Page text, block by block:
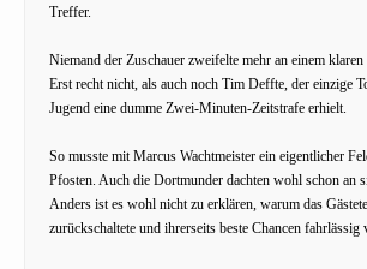
Treffer.
Niemand der Zuschauer zweifelte mehr an einem klaren
Erst recht nicht, als auch noch Tim Deffte, der einzige
Jugend eine dumme Zwei-Minuten-Zeitstrafe erhielt.
So musste mit Marcus Wachtmeister ein eigentlicher
Pfosten. Auch die Dortmunder dachten wohl schon an
Anders ist es wohl nicht zu erklären, warum das
zurückschaltete und ihrerseits beste Chancen fahrlässig